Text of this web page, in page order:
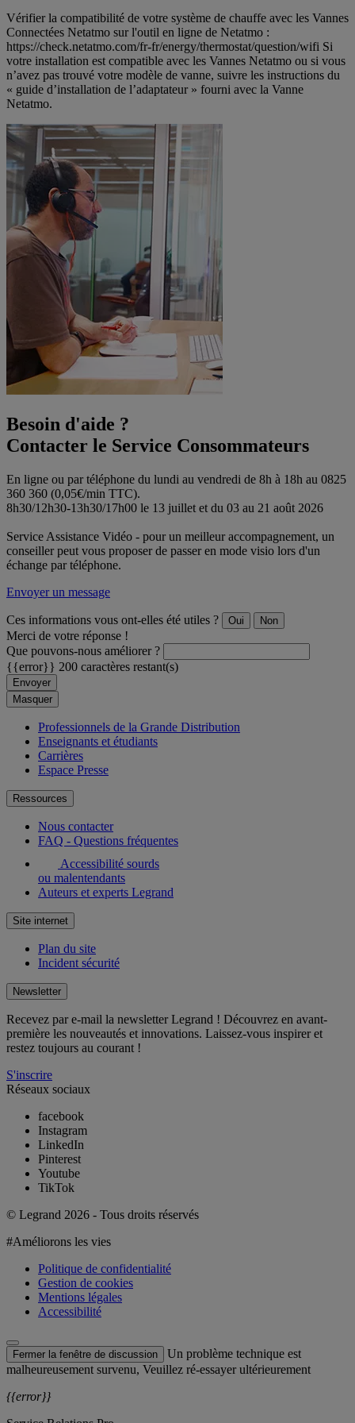
Vérifier la compatibilité de votre système de chauffe avec les Vannes
Connectées Netatmo sur l'outil en ligne de Netatmo :
https://check.netatmo.com/fr-fr/energy/thermostat/question/wifi Si
votre installation est compatible avec les Vannes Netatmo ou si vous
n’avez pas trouvé votre modèle de vanne, suivre les instructions du
« guide d’installation de l’adaptateur » fourni avec la Vanne
Netatmo.
Besoin d'aide ?
Contacter le Service Consommateurs
En ligne ou par téléphone du lundi au vendredi de 8h à 18h au 0825
360 360 (0,05€/min TTC).
8h30/12h30-13h30/17h00 le 13 juillet et du 03 au 21 août 2026
Service Assistance Vidéo - pour un meilleur accompagnement, un
conseiller peut vous proposer de passer en mode visio lors d'un
échange par téléphone.
Envoyer un message
Ces informations vous ont-elles été utiles ? Oui Non
Merci de votre réponse !
Que pouvons-nous améliorer ?
{{error}} 200 caractères restant(s)
Envoyer
Masquer
Professionnels de la Grande Distribution
Enseignants et étudiants
Carrières
Espace Presse
Ressources
Nous contacter
FAQ - Questions fréquentes
Accessibilité sourds
ou malentendants
Auteurs et experts Legrand
Site internet
Plan du site
Incident sécurité
Newsletter
Recevez par e-mail la newsletter Legrand ! Découvrez en avant-
première les nouveautés et innovations. Laissez-vous inspirer et
restez toujours au courant !
S'inscrire
Réseaux sociaux
facebook
Instagram
LinkedIn
Pinterest
Youtube
TikTok
© Legrand 2026 - Tous droits réservés
#Améliorons les vies
Politique de confidentialité
Gestion de cookies
Mentions légales
Accessibilité
Fermer la fenêtre de discussion
Un problème technique est
malheureusement survenu, Veuillez ré-essayer ultérieurement
{{error}}